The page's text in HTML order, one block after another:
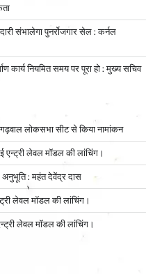
संभालेगा पुनर्रोजगार सेल : कर्नल
कार्य नियमित समय पर पूरा हो : मुख्य सचिव
लोकसभा सीट से किया नामांकन
एन्ट्री लेवल मॉडल की लांचिंग।
अनुभूति : महंत देवेंद्र दास
लेवल मॉडल की लांचिंग।
लेवल मॉडल की लांचिंग।